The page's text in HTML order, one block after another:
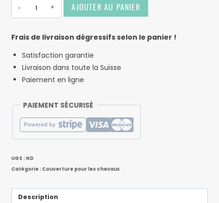
AJOUTER AU PANIER
Frais de livraison dégressifs selon le panier !
Satisfaction garantie
Livraison dans toute la Suisse
Paiement en ligne
PAIEMENT SÉCURISÉ
UGS : ND
Catégorie : Couverture pour les chevaux
Description